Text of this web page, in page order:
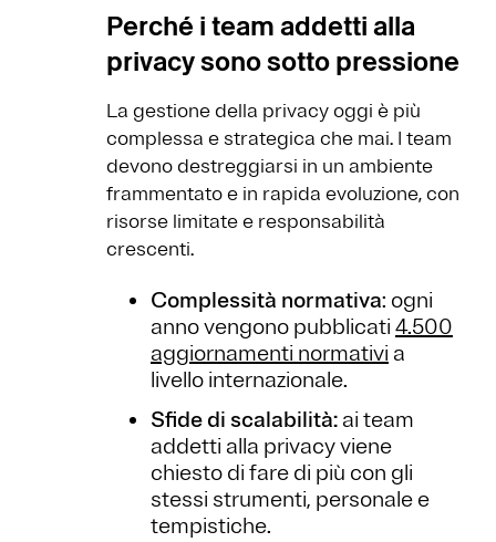
Perché i team addetti alla
privacy sono sotto pressione
La gestione della privacy oggi è più
complessa e strategica che mai. I team
devono destreggiarsi in un ambiente
frammentato e in rapida evoluzione, con
risorse limitate e responsabilità
crescenti.
Complessità normativa: ogni
anno vengono pubblicati 4.500
aggiornamenti normativi a
livello internazionale.
Sfide di scalabilità: ai team
addetti alla privacy viene
chiesto di fare di più con gli
stessi strumenti, personale e
tempistiche.